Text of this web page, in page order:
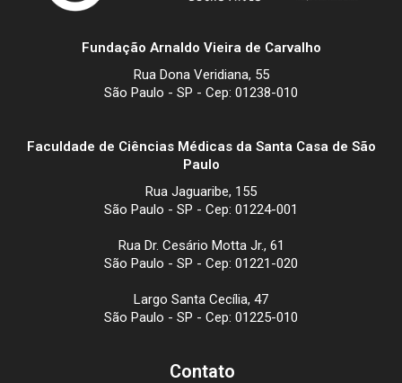
Fundação Arnaldo Vieira de Carvalho
Rua Dona Veridiana, 55
São Paulo - SP - Cep: 01238-010
Faculdade de Ciências Médicas da Santa Casa de São
Paulo
Rua Jaguaribe, 155
São Paulo - SP - Cep: 01224-001
Rua Dr. Cesário Motta Jr., 61
São Paulo - SP - Cep: 01221-020
Largo Santa Cecília, 47
São Paulo - SP - Cep: 01225-010
Contato